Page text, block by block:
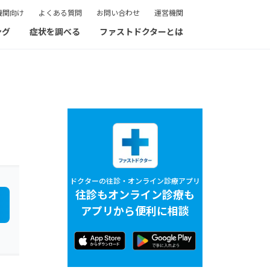
関向け よくある質問 お問い合わせ 運営機関
症状を調べる ファストドクターとは
ドクターの往診・オンライン診療アプリ
往診もオンライン診療も
アプリから便利に相談